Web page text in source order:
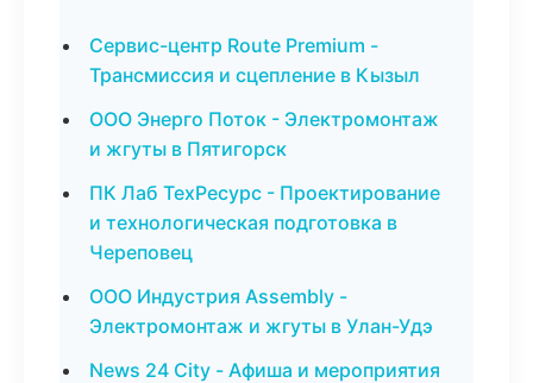
Сервис-центр Route Premium -
Трансмиссия и сцепление в Кызыл
ООО Энерго Поток - Электромонтаж
и жгуты в Пятигорск
ПК Лаб ТехРесурс - Проектирование
и технологическая подготовка в
Череповец
ООО Индустрия Assembly -
Электромонтаж и жгуты в Улан-Удэ
News 24 City - Афиша и мероприятия